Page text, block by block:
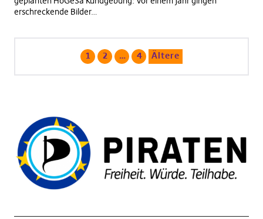
erschreckende Bilder…
1 2 … 4 Ältere